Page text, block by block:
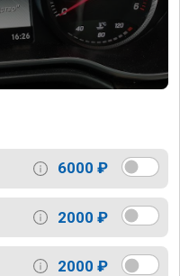
6000 ₽
2000 ₽
2000 ₽